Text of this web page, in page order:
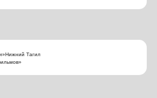
Тагил